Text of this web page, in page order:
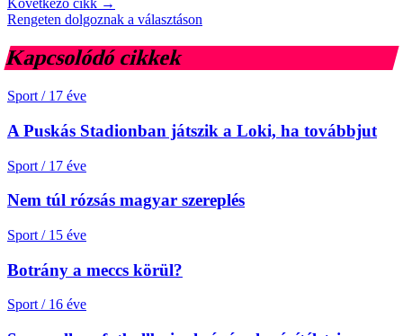
Következő cikk →
Rengeten dolgoznak a választáson
Kapcsolódó cikkek
Sport / 17 éve
A Puskás Stadionban játszik a Loki, ha továbbjut
Sport / 17 éve
Nem túl rózsás magyar szereplés
Sport / 15 éve
Botrány a meccs körül?
Sport / 16 éve